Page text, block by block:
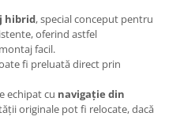
hibrid, special conceput pentru
oferind astfel
facil.
fi preluată direct prin
echipat cu navigație din
originale pot fi relocate, dacă